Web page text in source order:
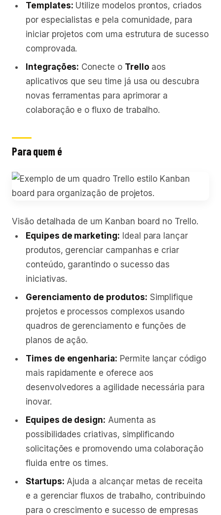
Templates: Utilize modelos prontos, criados
por especialistas e pela comunidade, para
iniciar projetos com uma estrutura de sucesso
comprovada.
Integrações: Conecte o Trello aos
aplicativos que seu time já usa ou descubra
novas ferramentas para aprimorar a
colaboração e o fluxo de trabalho.
Para quem é
Visão detalhada de um Kanban board no Trello.
Equipes de marketing: Ideal para lançar
produtos, gerenciar campanhas e criar
conteúdo, garantindo o sucesso das
iniciativas.
Gerenciamento de produtos: Simplifique
projetos e processos complexos usando
quadros de gerenciamento e funções de
planos de ação.
Times de engenharia: Permite lançar código
mais rapidamente e oferece aos
desenvolvedores a agilidade necessária para
inovar.
Equipes de design: Aumenta as
possibilidades criativas, simplificando
solicitações e promovendo uma colaboração
fluida entre os times.
Startups: Ajuda a alcançar metas de receita
e a gerenciar fluxos de trabalho, contribuindo
para o crescimento e sucesso de empresas